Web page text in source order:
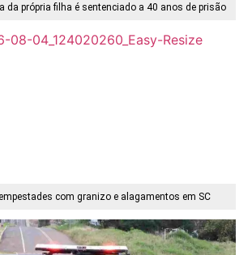
da própria filha é sentenciado a 40 anos de prisão
com granizo e alagamentos em SC